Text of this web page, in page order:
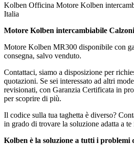
Kolben Officina Motore Kolben
Italia
Motore Kolben intercambiabile
Motore Kolben MR300 disponibile con
consegna, salvo venduto.
Contattaci, siamo a disposizione per
quotazioni. Se sei interessato ad altri
revisionati, con Garanzia Certificata in
per scoprire di più.
Il codice sulla tua taghetta è diverso?
in grado di trovare la soluzione adatta a
Kolben è la soluzione a tutti i problemi